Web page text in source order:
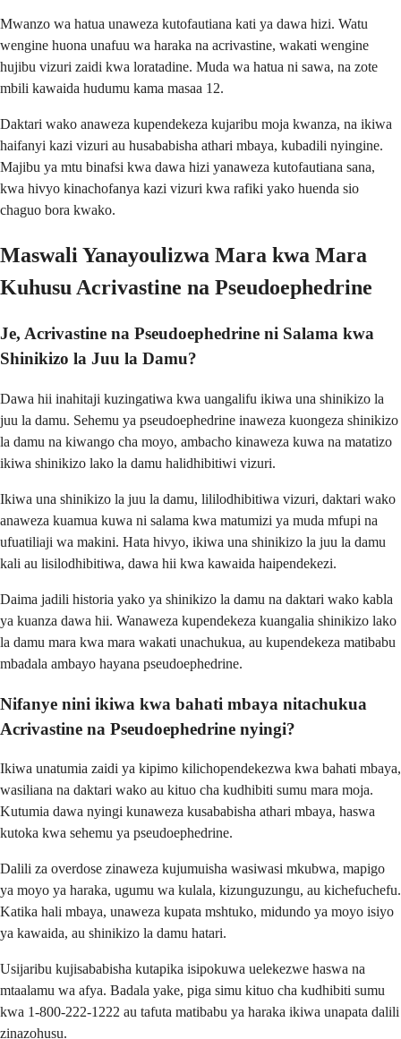
Mwanzo wa hatua unaweza kutofautiana kati ya dawa hizi. Watu
wengine huona unafuu wa haraka na acrivastine, wakati wengine
hujibu vizuri zaidi kwa loratadine. Muda wa hatua ni sawa, na zote
mbili kawaida hudumu kama masaa 12.
Daktari wako anaweza kupendekeza kujaribu moja kwanza, na ikiwa
haifanyi kazi vizuri au husababisha athari mbaya, kubadili nyingine.
Majibu ya mtu binafsi kwa dawa hizi yanaweza kutofautiana sana,
kwa hivyo kinachofanya kazi vizuri kwa rafiki yako huenda sio
chaguo bora kwako.
Maswali Yanayoulizwa Mara kwa Mara
Kuhusu Acrivastine na Pseudoephedrine
Je, Acrivastine na Pseudoephedrine ni Salama kwa
Shinikizo la Juu la Damu?
Dawa hii inahitaji kuzingatiwa kwa uangalifu ikiwa una shinikizo la
juu la damu. Sehemu ya pseudoephedrine inaweza kuongeza shinikizo
la damu na kiwango cha moyo, ambacho kinaweza kuwa na matatizo
ikiwa shinikizo lako la damu halidhibitiwi vizuri.
Ikiwa una shinikizo la juu la damu, lililodhibitiwa vizuri, daktari wako
anaweza kuamua kuwa ni salama kwa matumizi ya muda mfupi na
ufuatiliaji wa makini. Hata hivyo, ikiwa una shinikizo la juu la damu
kali au lisilodhibitiwa, dawa hii kwa kawaida haipendekezi.
Daima jadili historia yako ya shinikizo la damu na daktari wako kabla
ya kuanza dawa hii. Wanaweza kupendekeza kuangalia shinikizo lako
la damu mara kwa mara wakati unachukua, au kupendekeza matibabu
mbadala ambayo hayana pseudoephedrine.
Nifanye nini ikiwa kwa bahati mbaya nitachukua
Acrivastine na Pseudoephedrine nyingi?
Ikiwa unatumia zaidi ya kipimo kilichopendekezwa kwa bahati mbaya,
wasiliana na daktari wako au kituo cha kudhibiti sumu mara moja.
Kutumia dawa nyingi kunaweza kusababisha athari mbaya, haswa
kutoka kwa sehemu ya pseudoephedrine.
Dalili za overdose zinaweza kujumuisha wasiwasi mkubwa, mapigo
ya moyo ya haraka, ugumu wa kulala, kizunguzungu, au kichefuchefu.
Katika hali mbaya, unaweza kupata mshtuko, midundo ya moyo isiyo
ya kawaida, au shinikizo la damu hatari.
Usijaribu kujisababisha kutapika isipokuwa uelekezwe haswa na
mtaalamu wa afya. Badala yake, piga simu kituo cha kudhibiti sumu
kwa 1-800-222-1222 au tafuta matibabu ya haraka ikiwa unapata dalili
zinazohusu.